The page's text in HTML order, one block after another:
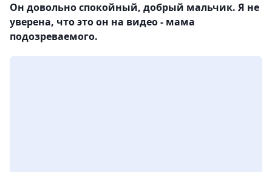
Он довольно спокойный, добрый мальчик. Я не
уверена, что это он на видео - мама
подозреваемого.